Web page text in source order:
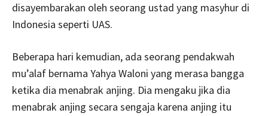
disayembarakan oleh seorang ustad yang masyhur di
Indonesia seperti UAS.
Beberapa hari kemudian, ada seorang pendakwah
mu’alaf bernama Yahya Waloni yang merasa bangga
ketika dia menabrak anjing. Dia mengaku jika dia
menabrak anjing secara sengaja karena anjing itu